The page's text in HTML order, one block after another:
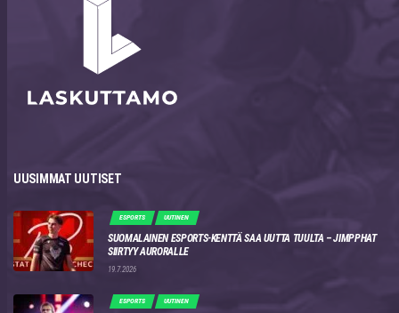
UUSIMMAT UUTISET
ESPORTS UUTINEN
SUOMALAINEN ESPORTS-KENTTÄ SAA UUTTA TUULTA – JIMPPHAT
SIIRTYY AURORALLE
19.7.2026
ESPORTS UUTINEN